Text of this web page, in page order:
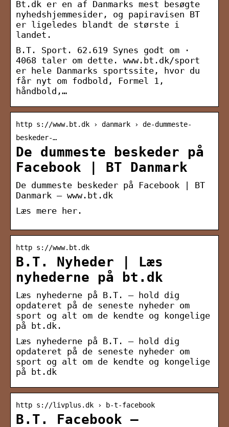
Bt.dk er en af Danmarks mest besøgte
nyhedshjemmesider, og papiravisen BT
er ligeledes blandt de største i
landet.
B.T. Sport. 62.619 Synes godt om ·
4068 taler om dette. www.bt.dk/sport
er hele Danmarks sportssite, hvor du
får nyt om fodbold, Formel 1,
håndbold,…
http s://www.bt.dk › danmark › de-dummeste-
beskeder-…
De dummeste beskeder på
Facebook | BT Danmark
De dummeste beskeder på Facebook | BT
Danmark – www.bt.dk
Læs mere her.
http s://www.bt.dk
B.T. Nyheder | Læs
nyhederne på bt.dk
Læs nyhederne på B.T. – hold dig
opdateret på de seneste nyheder om
sport og alt om de kendte og kongelige
på bt.dk.
Læs nyhederne på B.T. – hold dig
opdateret på de seneste nyheder om
sport og alt om de kendte og kongelige
på bt.dk
http s://livplus.dk › b-t-facebook
B.T. Facebook –